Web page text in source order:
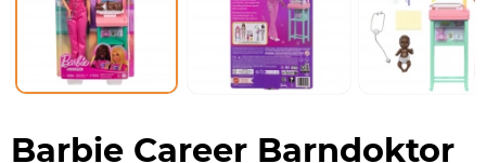
Barbie Career Barndoktor